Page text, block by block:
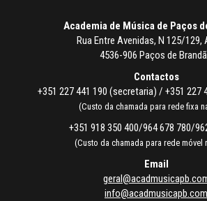
Academia de Música de Paços
Rua Entre Avenidas, N 125/129,
4536-906 Paços de
Contactos
+351 227 441 190 (secretaria) / +351 227
(Custo da chamada para rede fixa
+351 918 350 400/964 678 780/
(Custo da chamada para rede móvel
Email
info@acadmusicapb.com